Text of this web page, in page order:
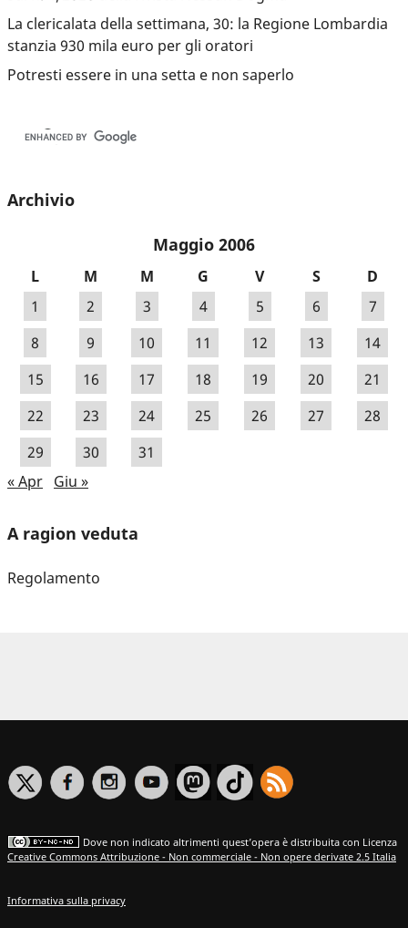
La clericalata della settimana, 30: la Regione Lombardia
stanzia 930 mila euro per gli oratori
Potresti essere in una setta e non saperlo
Archivio
Maggio 2006
L M M G V S
D
1
2 3 4 5 6
7
8
9 10 11 12 13
14
15
16 17 18 19 20
21
22
23 24 25 26 27
28
29
30
31
« Apr Giu »
A ragion veduta
Regolamento
Dove non indicato altrimenti quest’opera è distribuita con Licenza
Creative Commons Attribuzione - Non commerciale - Non opere derivate 2.5 Italia
Informativa sulla privacy